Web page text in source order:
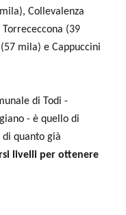
Collevalenza
(39
mila) e Cappuccini
di Todi -
- è quello di
quanto già
livelli per ottenere